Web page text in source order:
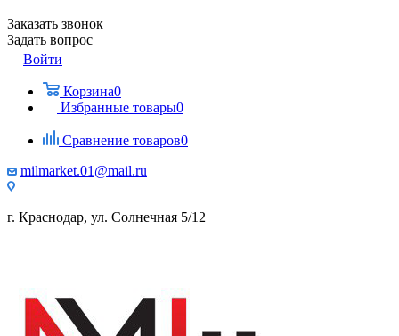
Заказать звонок
Задать вопрос
Войти
Корзина0
Избранные товары0
Сравнение товаров0
milmarket.01@mail.ru
г. Краснодар, ул. Солнечная 5/12